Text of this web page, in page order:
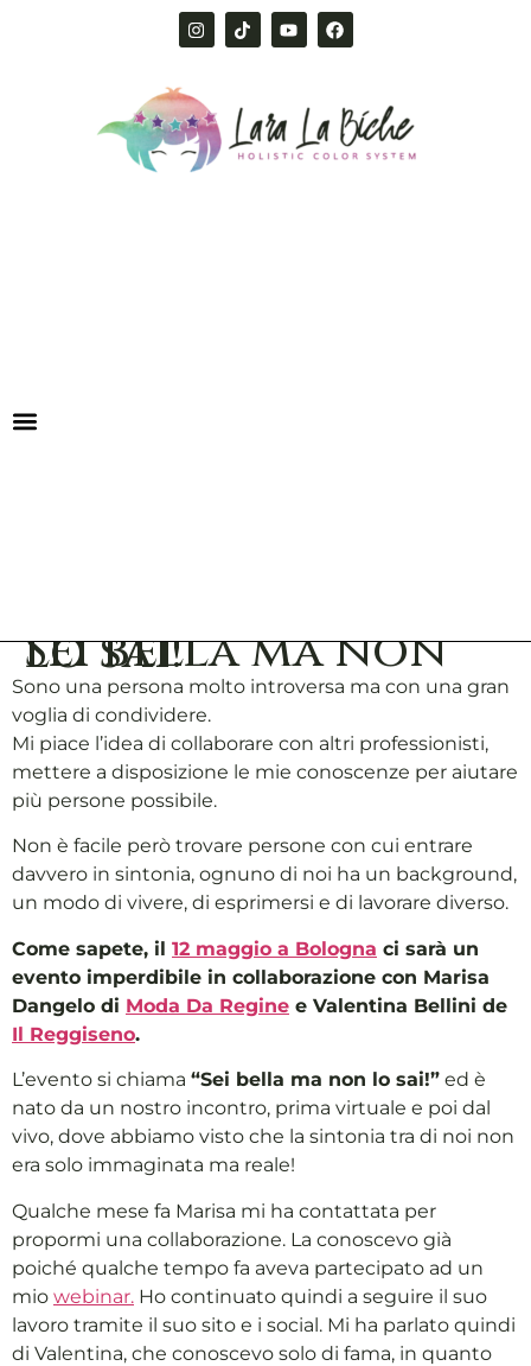
Sei bella ma non lo sai!
Sono una persona molto introversa ma con una gran
voglia di condividere.
Mi piace l’idea di collaborare con altri professionisti,
mettere a disposizione le mie conoscenze per aiutare
più persone possibile.
Non è facile però trovare persone con cui entrare
davvero in sintonia, ognuno di noi ha un background,
un modo di vivere, di esprimersi e di lavorare diverso.
Come sapete, il 12 maggio a Bologna ci sarà un
evento imperdibile in collaborazione con Marisa
Dangelo di Moda Da Regine e Valentina Bellini de
Il Reggiseno.
L’evento si chiama “Sei bella ma non lo sai!” ed è
nato da un nostro incontro, prima virtuale e poi dal
vivo, dove abbiamo visto che la sintonia tra di noi non
era solo immaginata ma reale!
Qualche mese fa Marisa mi ha contattata per
propormi una collaborazione. La conoscevo già
poiché qualche tempo fa aveva partecipato ad un
mio webinar. Ho continuato quindi a seguire il suo
lavoro tramite il suo sito e i social. Mi ha parlato quindi
di Valentina, che conoscevo solo di fama, in quanto